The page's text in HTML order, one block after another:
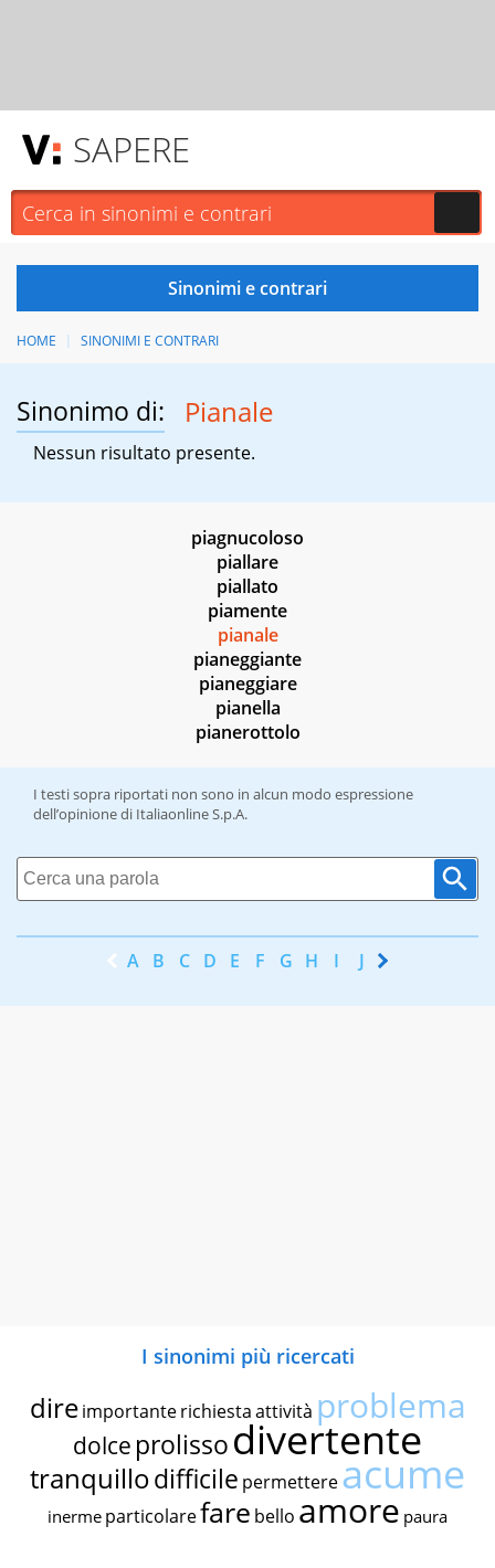
SAPERE
HOME SINONIMI E CONTRARI
Sinonimo di: Pianale
Nessun risultato presente.
piagnucoloso
piallare
piallato
piamente
pianale
pianeggiante
pianeggiare
pianella
pianerottolo
I testi sopra riportati non sono in alcun modo espressione
dell’opinione di Italiaonline S.p.A.
A B C D E F G H I J K
I sinonimi più ricercati
dire importante richiestaattività problema
dolce prolissodivertente
tranquillodifficile permettereacume
inerme particolarefare bello amore paura